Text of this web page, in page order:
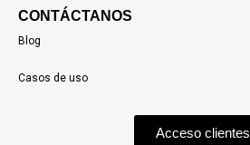
CONTÁCTANOS
Blog
Casos de uso
Acceso clientes